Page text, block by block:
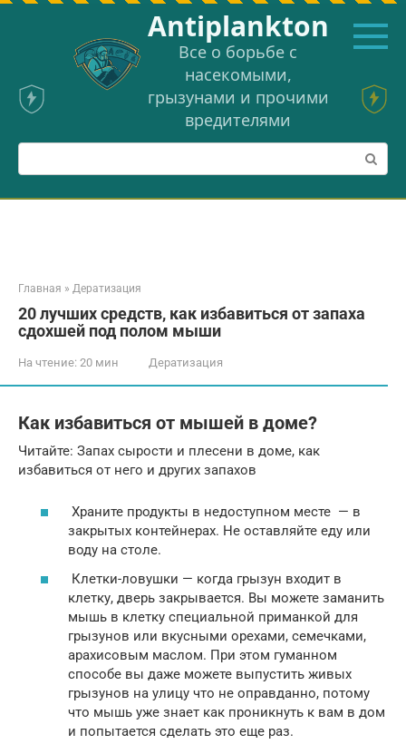
Перейти
Аntiplankton
Все о борьбе с
насекомыми,
грызунами и прочими
вредителями
Поиск:
Главная » Дератизация
20 лучших средств, как избавиться от запаха
сдохшей под полом мыши
На чтение: 20 мин Дератизация
Как избавиться от мышей в доме?
Читайте: Запах сырости и плесени в доме, как
избавиться от него и других запахов
Храните продукты в недоступном месте — в
закрытых контейнерах. Не оставляйте еду или
воду на столе.
Клетки-ловушки — когда грызун входит в
клетку, дверь закрывается. Вы можете заманить
мышь в клетку специальной приманкой для
грызунов или вкусными орехами, семечками,
арахисовым маслом. При этом гуманном
способе вы даже можете выпустить живых
грызунов на улицу что не оправданно, потому
что мышь уже знает как проникнуть к вам в дом
и попытается сделать это еще раз.